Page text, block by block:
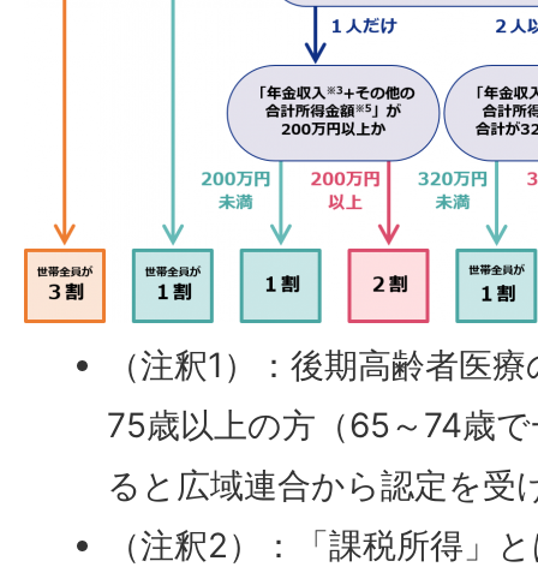
（注釈1）：後期高齢者医
75歳以上の方（65～74歳
ると広域連合から認定を受
（注釈2）：「課税所得」